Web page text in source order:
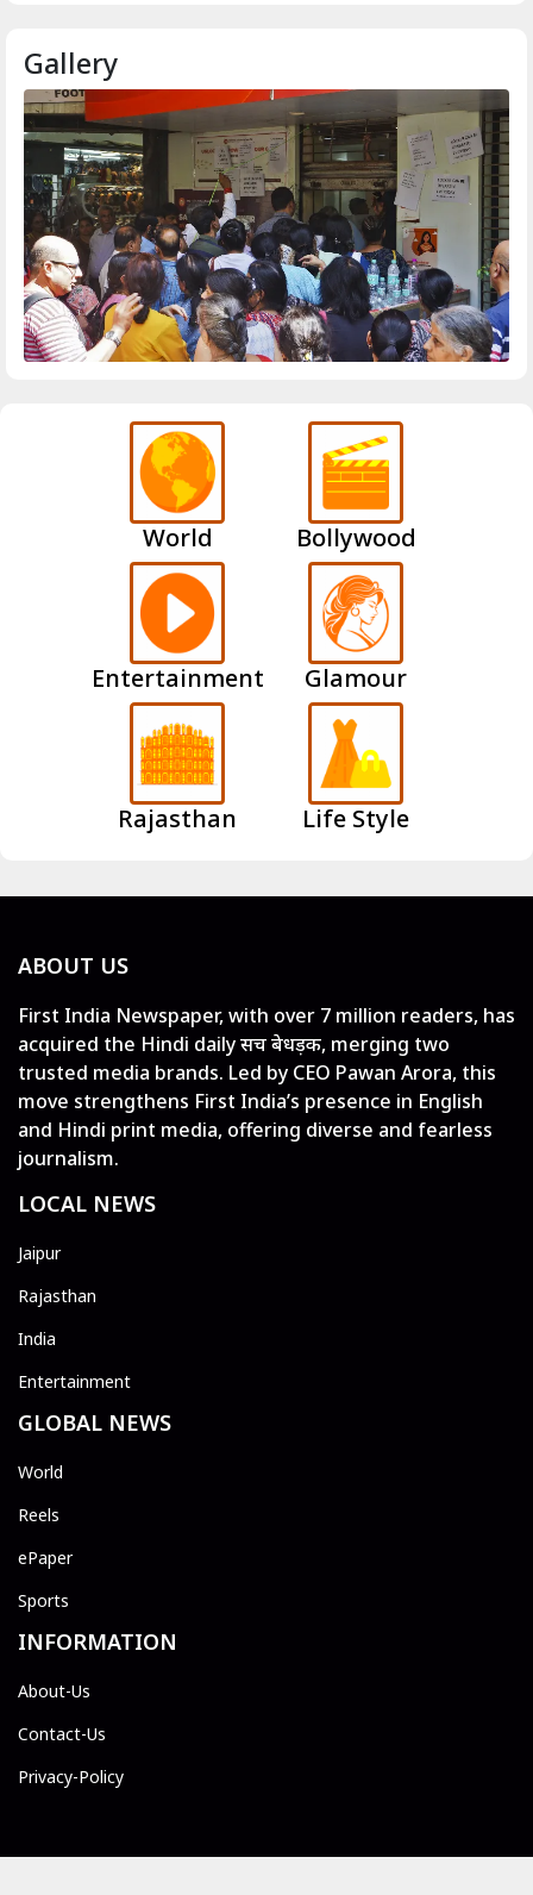
Gallery
World Bollywood
Entertainment Glamour
Rajasthan Life Style
ABOUT US
First India Newspaper, with over 7 million readers, has
acquired the Hindi daily सच बेधड़क, merging two
trusted media brands. Led by CEO Pawan Arora, this
move strengthens First India’s presence in English
and Hindi print media, offering diverse and fearless
journalism.
LOCAL NEWS
Jaipur
Rajasthan
India
Entertainment
GLOBAL NEWS
World
Reels
ePaper
Sports
INFORMATION
About-Us
Contact-Us
Privacy-Policy